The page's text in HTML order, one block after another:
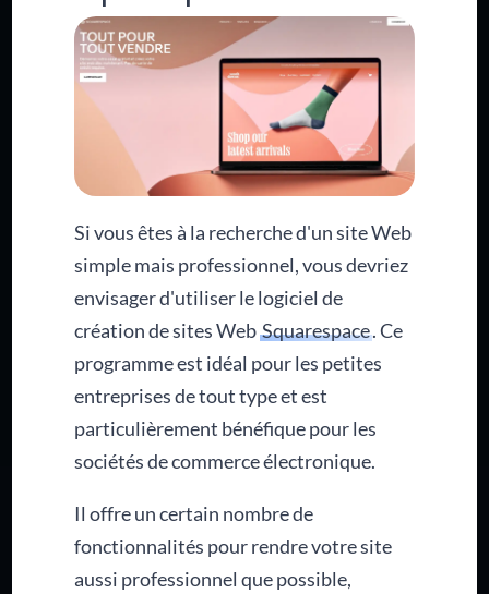
Si vous êtes à la recherche d'un site Web
simple mais professionnel, vous devriez
envisager d'utiliser le logiciel de
création de sites WebSquarespace. Ce
programme est idéal pour les petites
entreprises de tout type et est
particulièrement bénéfique pour les
sociétés de commerce électronique.
Il offre un certain nombre de
fonctionnalités pour rendre votre site
aussi professionnel que possible,